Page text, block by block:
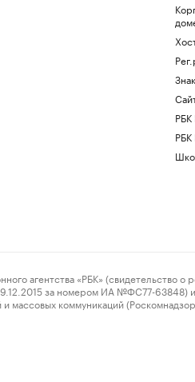
РБК
«РБК» (свидетельство о
за номером ИА №ФС77-63848) и
массовых коммуникаций